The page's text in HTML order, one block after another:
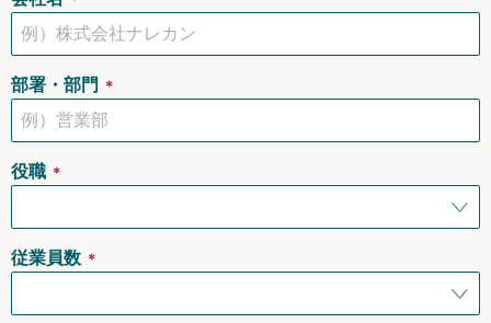
部署・部門 ＊
役職 ＊
従業員数 ＊